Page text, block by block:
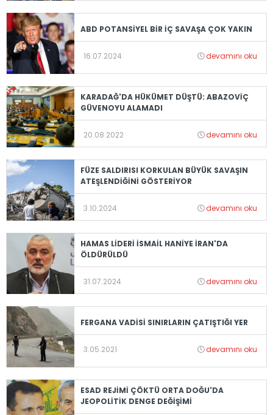
ABD POTANSİYEL BİR İÇ SAVAŞA ÇOK YAKIN
16.07.2024 devamını oku
KARADAĞ'DA HÜKÜMET DÜŞTÜ: ABAZOVİÇ
GÜVENOYU ALAMADI
20.08.2022 devamını oku
FÜZE SALDIRISI KORKULAN BÜYÜK SAVAŞIN
ATEŞLENDİĞİNİ GÖSTERİYOR
3.10.2024 devamını oku
HAMAS LİDERİ İSMAİL HANİYE İRAN'DA
ÖLDÜRÜLDÜ
31.07.2024 devamını oku
FERGANA VADİSİ SINIRLARIN ÇATIŞTIĞI YER
3.05.2021 devamını oku
ESAD REJİMİ ÇÖKTÜ ORTA DOĞU'DA
JEOPOLİTİK DENGE DEĞİŞİMİ